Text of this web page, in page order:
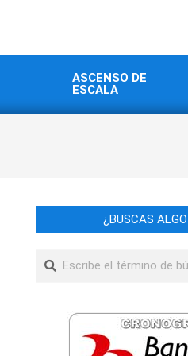
ASCENSO DE
ESCALA
¿BUSCAS
Buscar